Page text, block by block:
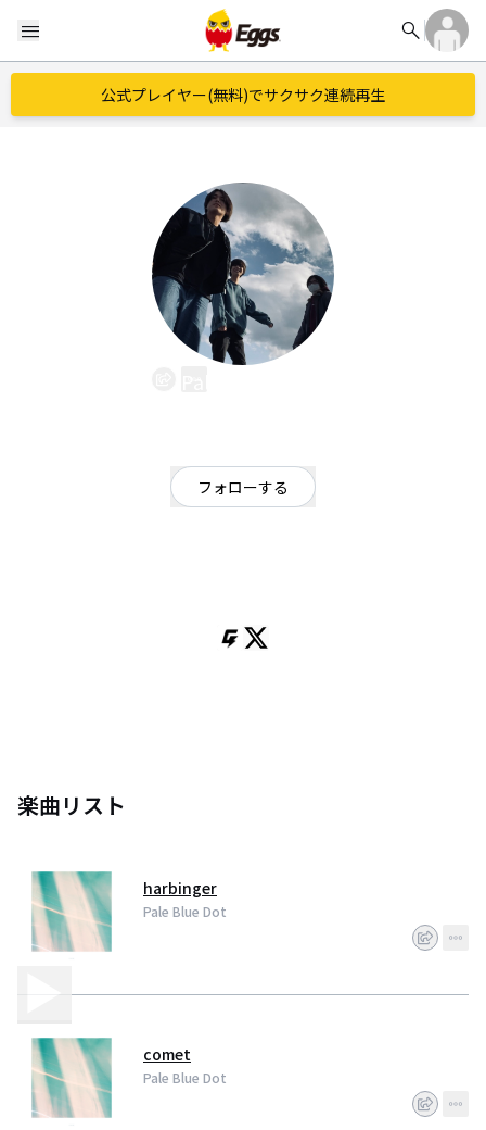
menu search
公式プレイヤー(無料)でサクサク連続再生
フォローする
Dr.飯
楽曲リスト
harbinger
Pale Blue Dot
comet
Pale Blue Dot